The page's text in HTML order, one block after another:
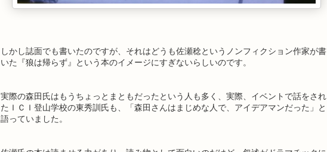
しかし誌面でも書いたのですが、それはどうも佐瀬稔というノンフィクション作家が書
いた『狼は帰らず』という本のイメージにすぎないらしいのです。
実際の森田氏はもうちょっとまともだったという人も多く、実際、イベントで話をされ
たＩＣＩ登山学校の東秀訓氏も、「森田さんはまじめな人で、アイデアマンだった」と
語っていました。